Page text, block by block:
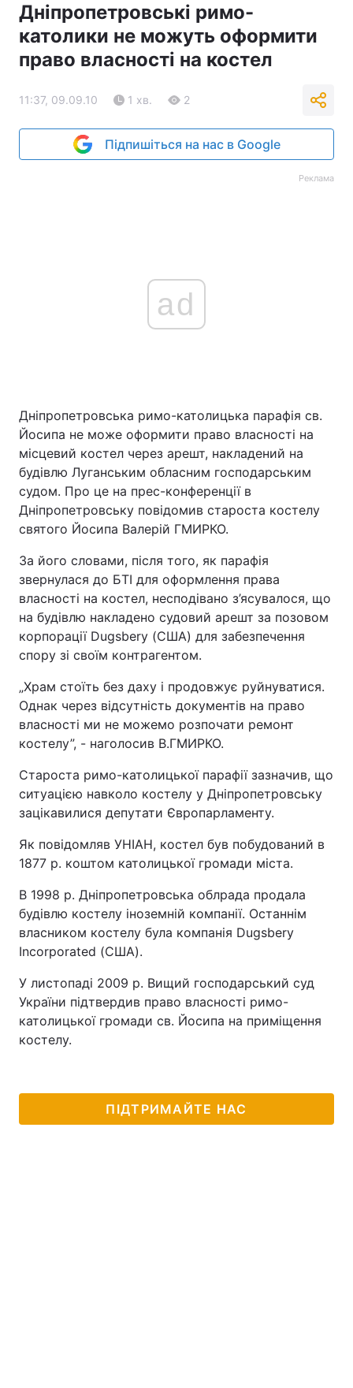
Дніпропетровські римо-
католики не можуть оформити
право власності на костел
11:37, 09.09.10 1 хв. 2
Підпишіться на нас в Google
Реклама
ad
Дніпропетровська римо-католицька парафія св.
Йосипа не може оформити право власності на
місцевий костел через арешт, накладений на
будівлю Луганським обласним господарським
судом. Про це на прес-конференції в
Дніпропетровську повідомив староста костелу
святого Йосипа Валерій ГМИРКО.
За його словами, після того, як парафія
звернулася до БТІ для оформлення права
власності на костел, несподівано з’ясувалося, що
на будівлю накладено судовий арешт за позовом
корпорації Dugsbery (США) для забезпечення
спору зі своїм контрагентом.
„Храм стоїть без даху і продовжує руйнуватися.
Однак через відсутність документів на право
власності ми не можемо розпочати ремонт
костелу”, - наголосив В.ГМИРКО.
Староста римо-католицької парафії зазначив, що
ситуацією навколо костелу у Дніпропетровську
зацікавилися депутати Європарламенту.
Як повідомляв УНІАН, костел був побудований в
1877 р. коштом католицької громади міста.
В 1998 р. Дніпропетровська облрада продала
будівлю костелу іноземній компанії. Останнім
власником костелу була компанія Dugsbery
Incorporated (США).
У листопаді 2009 р. Вищий господарський суд
України підтвердив право власності римо-
католицької громади св. Йосипа на приміщення
костелу.
ПІДТРИМАЙТЕ НАС